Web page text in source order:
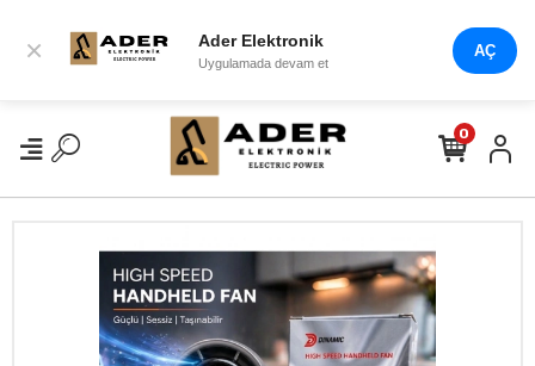
× Ader Elektronik
Uygulamada devam et
AÇ
0